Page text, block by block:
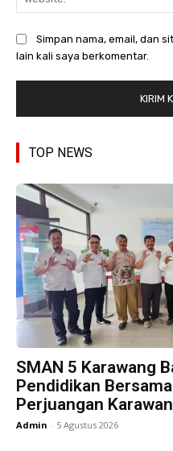
Simpan nama, email, dan
lain kali saya berkomentar.
TOP NEWS
SMAN 5 Karawang
Pendidikan
Perjuangan
Admin - 5 Agustus 2026